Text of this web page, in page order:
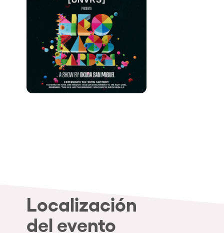
elrow News
Síguenos en tiktok
Síguenos en facebook
Síguenos en instagram
Síguenos en twitter
Síguenos en linkedin
Síguenos en youtube
Política de Privacidad
Política de Cookies
Localización
del evento